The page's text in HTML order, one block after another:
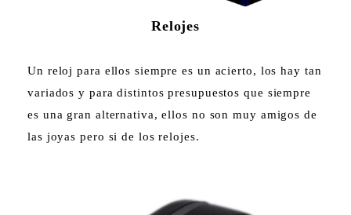
Relojes
Un reloj para ellos siempre es un acierto, los hay tan
variados y para distintos presupuestos que siempre
es una gran alternativa, ellos no son muy amigos de
las joyas pero si de los relojes.